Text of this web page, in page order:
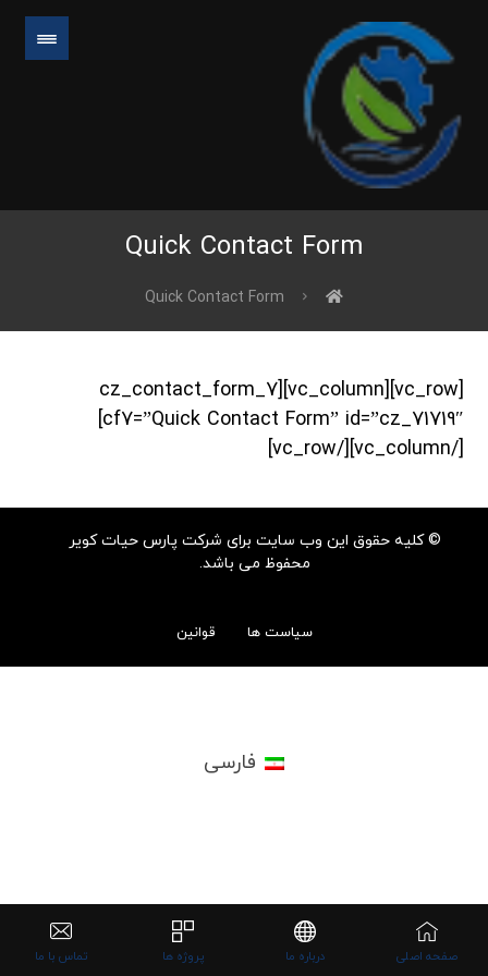
Quick Contact Form
Quick Contact Form
[vc_row][vc_column][cz_contact_form_7
cf7=”Quick Contact Form” id=”cz_71719″]
[/vc_column][/vc_row]
© کلیه حقوق این وب سایت برای شرکت پارس حیات کویر
محفوظ می باشد.
قوانین سیاست ها
صفحه اصلی درباره ما پروژه ها تماس با ما
فارسی